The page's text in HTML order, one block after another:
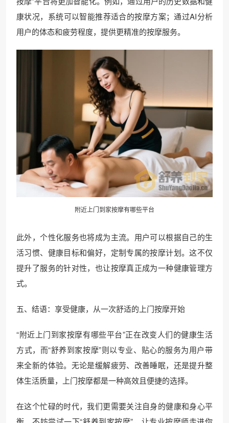
康状况，系统可以智能推荐适合的按摩方案；通过AI分析
用户的体态和疲劳程度，提供更精准的按摩服务。
附近上门到家按摩有哪些平台
此外，个性化服务也将成为主流。用户可以根据自己的生
活习惯、健康目标和偏好，定制专属的按摩计划。这不仅
提升了服务的针对性，也让按摩真正成为一种健康管理方
式。
五、结语：享受健康，从一次舒适的上门按摩开始
“附近上门到家按摩有哪些平台”正在改变人们的健康生活
方式，而“舒养到家按摩”则以专业、贴心的服务为用户带
来全新的体验。无论是缓解疲劳、改善睡眠，还是提升整
体生活质量，上门按摩都是一种高效且便捷的选择。
在这个忙碌的时代，我们更需要关注自身的健康和身心平